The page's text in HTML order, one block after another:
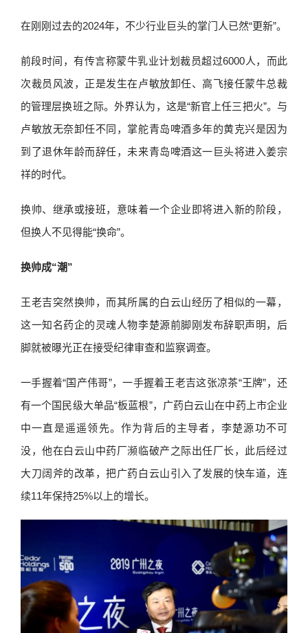
在刚刚过去的2024年，不少行业巨头的掌门人已然“更新”。
前段时间，有传言称蒙牛乳业计划裁员超过6000人，而此
次裁员风波，正是发生在卢敏放卸任、高飞接任蒙牛总裁
的管理层换班之际。外界认为，这是“新官上任三把火”。与
卢敏放无奈卸任不同，掌舵青岛啤酒多年的黄克兴是因为
到了退休年龄而辞任，未来青岛啤酒这一巨头将进入姜宗
祥的时代。
换帅、继承或接班，意味着一个企业即将进入新的阶段，
但换人不见得能“换命”。
换帅成“潮”
王老吉突然换帅，而其所属的白云山经历了相似的一幕，
这一知名药企的灵魂人物李楚源前脚刚发布辞职声明，后
脚就被曝光正在接受纪律审查和监察调查。
一手握着“国产伟哥”，一手握着王老吉这张凉茶“王牌”，还
有一个国民级大单品“板蓝根”，广药白云山在中药上市企业
中一直是遥遥领先。作为背后的主导者，李楚源功不可
没，他在白云山中药厂濒临破产之际出任厂长，此后经过
大刀阔斧的改革，把广药白云山引入了发展的快车道，连
续11年保持25%以上的增长。